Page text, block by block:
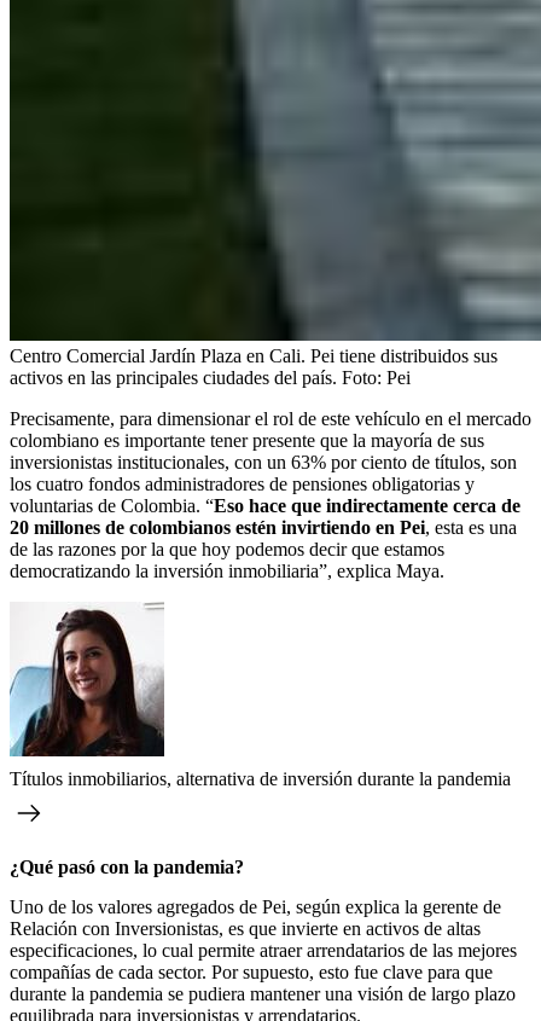
Centro Comercial Jardín Plaza en Cali. Pei tiene distribuidos sus
activos en las principales ciudades del país. Foto: Pei
Precisamente, para dimensionar el rol de este vehículo en el mercado
colombiano es importante tener presente que la mayoría de sus
inversionistas institucionales, con un 63% por ciento de títulos, son
los cuatro fondos administradores de pensiones obligatorias y
voluntarias de Colombia. “Eso hace que indirectamente cerca de
20 millones de colombianos estén invirtiendo en Pei, esta es una
de las razones por la que hoy podemos decir que estamos
democratizando la inversión inmobiliaria”, explica Maya.
Títulos inmobiliarios, alternativa de inversión durante la pandemia
¿Qué pasó con la pandemia?
Uno de los valores agregados de Pei, según explica la gerente de
Relación con Inversionistas, es que invierte en activos de altas
especificaciones, lo cual permite atraer arrendatarios de las mejores
compañías de cada sector. Por supuesto, esto fue clave para que
durante la pandemia se pudiera mantener una visión de largo plazo
equilibrada para inversionistas y arrendatarios.